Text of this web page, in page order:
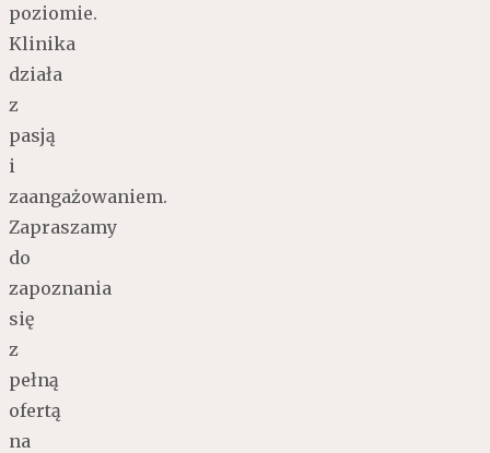
poziomie.
Klinika
działa
z
pasją
i
zaangażowaniem.
Zapraszamy
do
zapoznania
się
z
pełną
ofertą
na